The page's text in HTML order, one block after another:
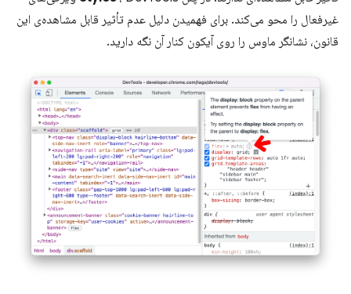
غیرفعال را محو می‌کند. برای فهمیدن دلیل عدم تأثیر قابل مشاهده‌ی این
قانون، نشانگر ماوس را روی آیکون کنار آن نگه دارید.